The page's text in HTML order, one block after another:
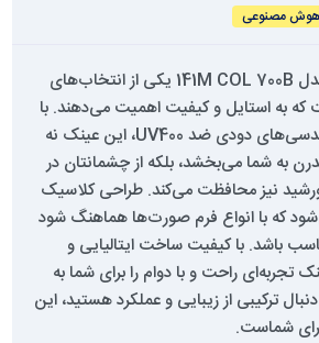
هوش مصنوعی
عینک آفتابی پلیس مدل 141M COL 700B یکی از انتخاب‌های
که به استایل و کیفیت اهمیت می‌دهند. با
فریم فلزی مشکی و عدسی‌های دودی ضد UV400، این عینک نه
به شما می‌بخشد، بلکه از چشمانتان در
نیز محافظت می‌کند. طراحی کلاسیک
که با انواع فرم صورت‌ها هماهنگ شود
باشد. با کیفیت ساخت ایتالیایی و
تجربه‌ای راحت و با دوام را برای شما به
ترکیبی از زیبایی و عملکرد هستید، این
شماست.